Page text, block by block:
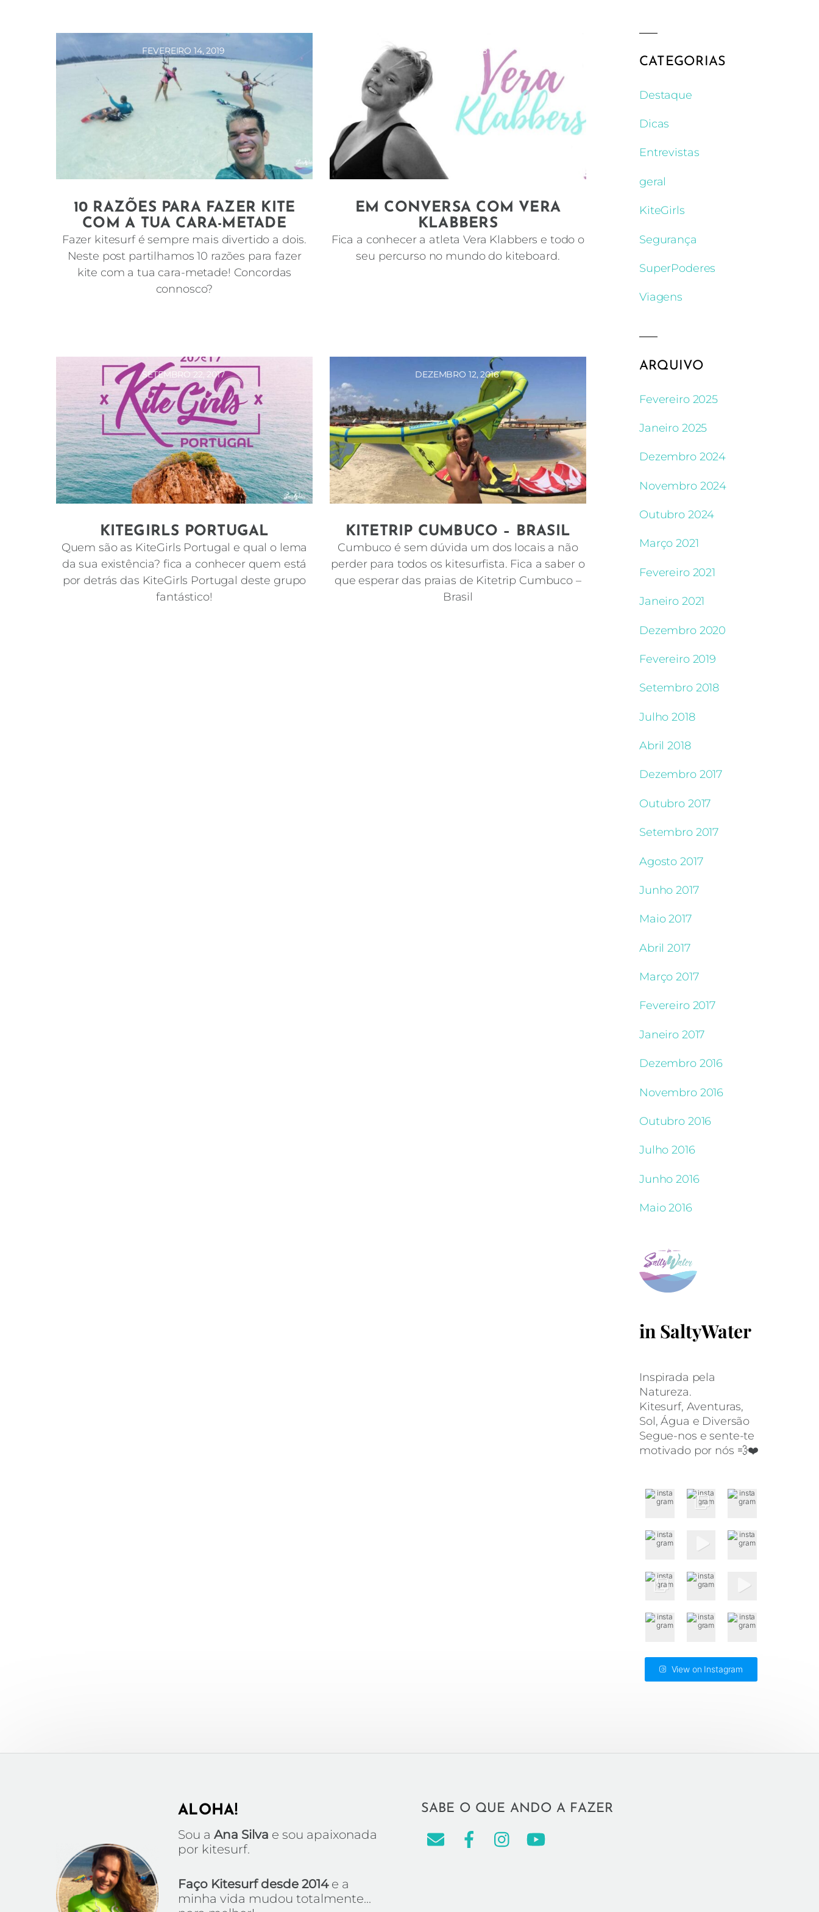
FEVEREIRO 14, 2019
10 RAZÕES PARA FAZER KITE
COM A TUA CARA-METADE
Fazer kitesurf é sempre mais divertido a dois.
Neste post partilhamos 10 razões para fazer
kite com a tua cara-metade! Concordas
connosco?
ABRIL 24, 2018
EM CONVERSA COM VERA
KLABBERS
Fica a conhecer a atleta Vera Klabbers e todo o
seu percurso no mundo do kiteboard.
SETEMBRO 22, 2017
KITEGIRLS PORTUGAL
Quem são as KiteGirls Portugal e qual o lema
da sua existência? fica a conhecer quem está
por detrás das KiteGirls Portugal deste grupo
fantástico!
DEZEMBRO 12, 2016
KITETRIP CUMBUCO – BRASIL
Cumbuco é sem dúvida um dos locais a não
perder para todos os kitesurfista. Fica a saber o
que esperar das praias de Kitetrip Cumbuco –
Brasil
CATEGORIAS
Destaque
Dicas
Entrevistas
geral
KiteGirls
Segurança
SuperPoderes
Viagens
ARQUIVO
Fevereiro 2025
Janeiro 2025
Dezembro 2024
Novembro 2024
Outubro 2024
Março 2021
Fevereiro 2021
Janeiro 2021
Dezembro 2020
Fevereiro 2019
Setembro 2018
Julho 2018
Abril 2018
Dezembro 2017
Outubro 2017
Setembro 2017
Agosto 2017
Junho 2017
Maio 2017
Abril 2017
Março 2017
Fevereiro 2017
Janeiro 2017
Dezembro 2016
Novembro 2016
Outubro 2016
Julho 2016
Junho 2016
Maio 2016
in SaltyWater
Inspirada pela
Natureza.
Kitesurf, Aventuras,
Sol, Água e Diversão
Segue-nos e sente-te
motivado por nós 💨❤️
View on Instagram
ALOHA!
Sou a Ana Silva e sou apaixonada
por kitesurf.
Faço Kitesurf desde 2014e a
minha vida mudou totalmente...
SABE O QUE ANDO A FAZER